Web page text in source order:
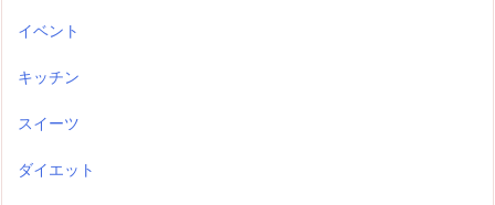
イベント
キッチン
スイーツ
ダイエット